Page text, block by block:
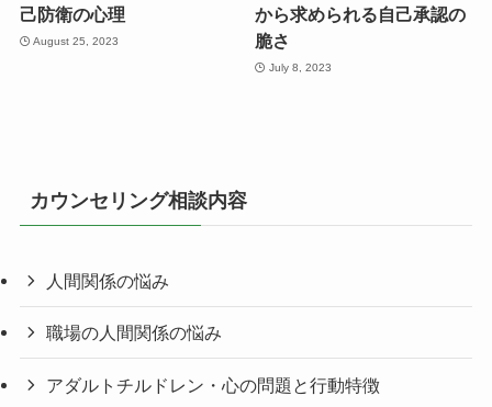
己防衛の心理
August 25, 2023
から求められる自己承認の
脆さ
July 8, 2023
カウンセリング相談内容
人間関係の悩み
職場の人間関係の悩み
アダルトチルドレン・心の問題と行動特徴